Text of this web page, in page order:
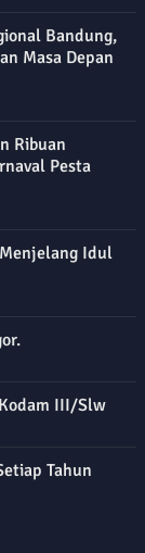
Bandung,
Masa Depan
Ribuan
Pesta
Idul
III/Slw
Tahun